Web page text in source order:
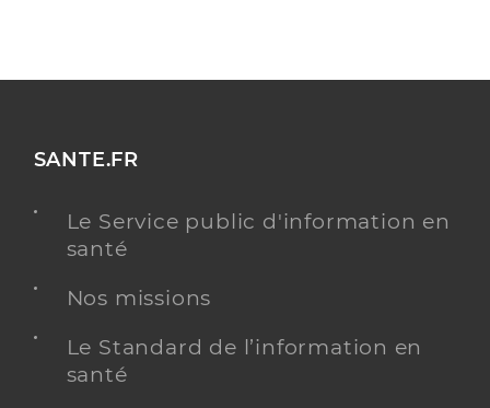
SANTE.FR
Le Service public d'information en
santé
Nos missions
Le Standard de l’information en
santé